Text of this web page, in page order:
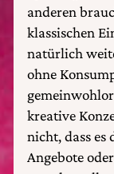
anderen
klassischen
natürlich
ohne
kreative
nicht, dass es
Angebote